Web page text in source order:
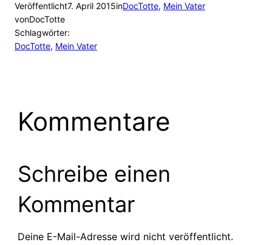
Veröffentlicht7. April 2015inDocTotte, Mein Vater
vonDocTotte
Schlagwörter:
DocTotte, Mein Vater
Kommentare
Schreibe einen
Kommentar
Deine E-Mail-Adresse wird nicht veröffentlicht.